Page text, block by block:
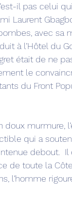
il pas celui
Laurent
avec sa
à l’Hôtel du
était de ne
le
du Front
murmure,
qui a
debout.
de toute la
l’homme